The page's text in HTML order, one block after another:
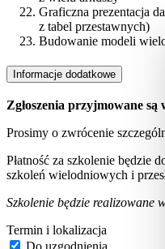
Graficzna prezentacja
z tabel przestawnych)
Budowanie modeli
Informacje dodatkowe
Zgłoszenia przyjmowane są
Prosimy o zwrócenie
Płatność za szkolenie będzie
szkoleń wielodniowych i
Szkolenie będzie realizowane
Termin i lokalizacja
Do uzgodnienia